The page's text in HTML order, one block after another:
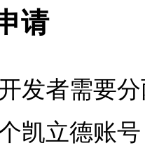
请
发者需要
凯立德账